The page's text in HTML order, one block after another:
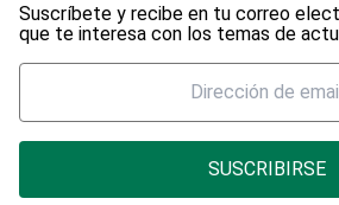
Suscríbete y recibe en tu correo
que te interesa con los temas de
SUSCRIBIRSE